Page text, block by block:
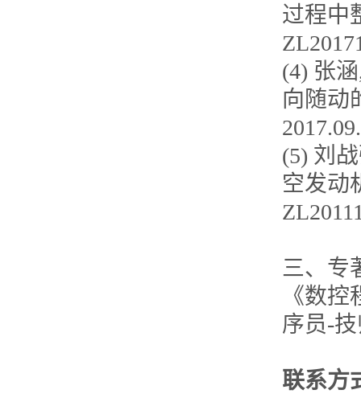
过程中
(4) 张
向随动
(5) 刘
空发动
三、专
《数
序员-
联系方